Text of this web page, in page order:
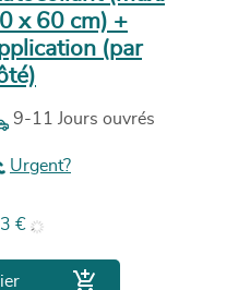
x 60 cm) +
(par
9-11 Jours ouvrés
Urgent?
€
